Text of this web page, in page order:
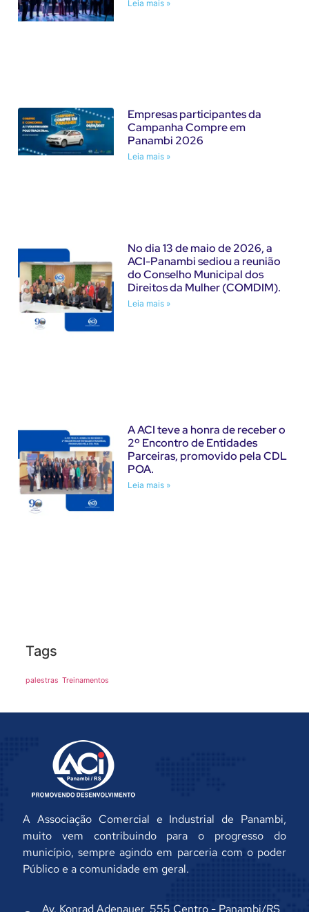
Leia mais »
Empresas participantes da
Campanha Compre em
Panambi 2026
Leia mais »
No dia 13 de maio de 2026, a
ACI-Panambi sediou a reunião
do Conselho Municipal dos
Direitos da Mulher (COMDIM).
Leia mais »
A ACI teve a honra de receber o
2º Encontro de Entidades
Parceiras, promovido pela CDL
POA.
Leia mais »
Tags
palestras Treinamentos
A Associação Comercial e Industrial de Panambi,
muito vem contribuindo para o progresso do
município, sempre agindo em parceria com o poder
Público e a comunidade em geral.
Av. Konrad Adenauer, 555 Centro - Panambi/RS